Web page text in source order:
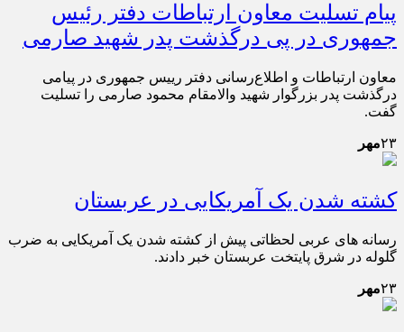
پیام تسلیت معاون ارتباطات دفتر رئیس
جمهوری در پی درگذشت پدر شهید صارمی
معاون ارتباطات و اطلاع‌رسانی دفتر رییس جمهوری در پیامی
درگذشت پدر بزرگوار شهید والامقام محمود صارمی را تسلیت
گفت.
۲۳مهر
کشته شدن یک آمریکایی در عربستان
رسانه های عربی لحظاتی پیش از کشته شدن یک آمریکایی به ضرب
گلوله در شرق پایتخت عربستان خبر دادند.
۲۳مهر